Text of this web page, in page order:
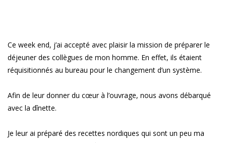
Ce week end, j’ai accepté avec plaisir la mission de préparer le
déjeuner des collègues de mon homme. En effet, ils étaient
réquisitionnés au bureau pour le changement d’un système.
Afin de leur donner du cœur à l’ouvrage, nous avons débarqué
avec la dînette.
Je leur ai préparé des recettes nordiques qui sont un peu ma